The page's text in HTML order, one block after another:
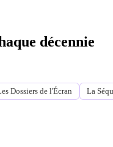
décennie
Dossiers de l'Écran La